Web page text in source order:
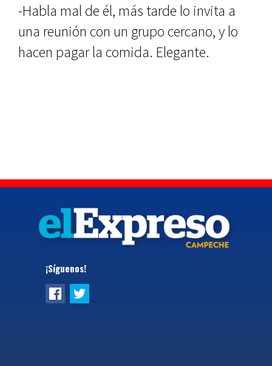
-Habla mal de él, más tarde lo invita a
una reunión con un grupo cercano, y lo
hacen pagar la comida. Elegante.
¡Síguenos!